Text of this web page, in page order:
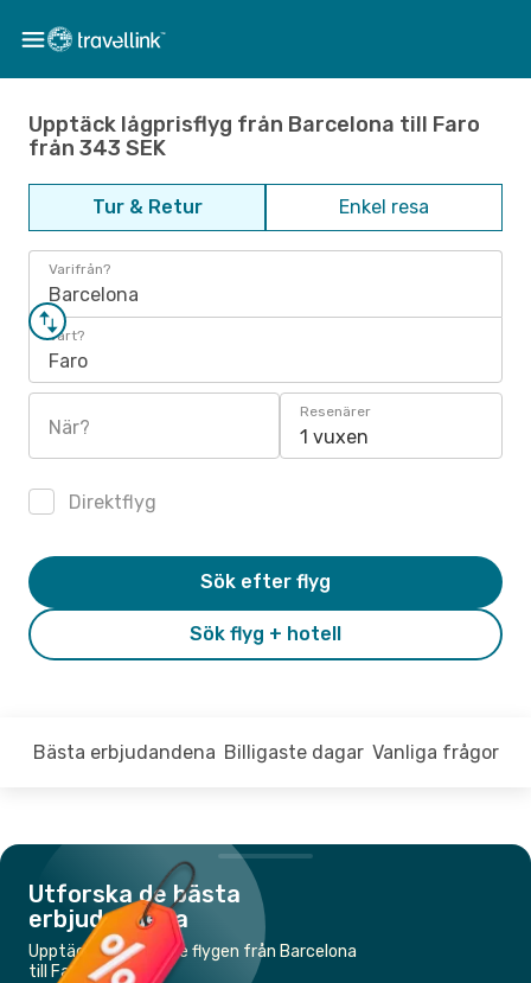
Upptäck lågprisflyg från Barcelona till Faro
från 343 SEK
Tur & Retur Enkel resa
Varifrån?
Barcelona
Vart?
Faro
När?
Resenärer
1 vuxen
Direktflyg
Sök flyg + hotell
Sök efter flyg
Bästa erbjudandena Billigaste dagar Vanliga frågor
Utforska de bästa
erbjudandena
Upptäck de billigaste flygen från Barcelona
till Faro